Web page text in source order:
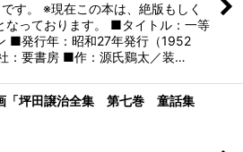
す。 ※現在この本は、絶版もしく
なっております。 ■タイトル：一等
■発行年：昭和27年発行（1952
：要書房 ■作：源氏鷄太／装…
「坪田譲治全集 第七巻 童話集